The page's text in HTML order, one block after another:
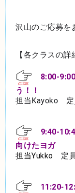
沢山のご応募を
【各クラスの詳
8:00-
う！！
担当Kayoko 定
9:40-
向けたヨガ
担当Yukko 定
11:20-